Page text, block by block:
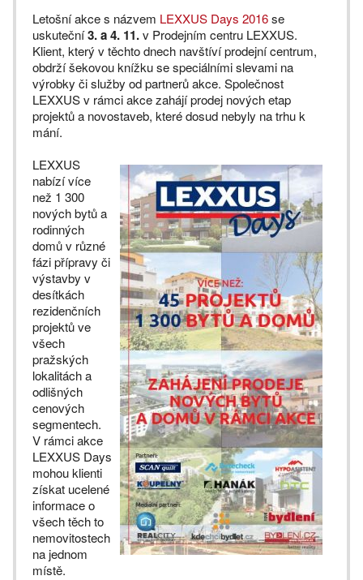
Letošní akce s názvem LEXXUS Days 2016se
uskuteční3. a 4. 11.v Prodejním centru LEXXUS.
Klient, který v těchto dnech navštíví prodejní centrum,
obdrží šekovou knížku se speciálními slevami na
výrobky či služby od partnerů akce. Společnost
LEXXUS v rámci akce zahájí prodej nových etap
projektů a novostaveb, které dosud nebyly na trhu k
mání.
LEXXUS
nabízí více
než 1 300
nových bytů a
rodinných
domů v různé
fázi přípravy či
výstavby v
desítkách
rezidenčních
projektů ve
všech
pražských
lokalitách a
odlišných
cenových
segmentech.
V rámci akce
LEXXUS Days
mohou klienti
získat ucelené
informace o
všech těch to
nemovitostech
na jednom
místě.